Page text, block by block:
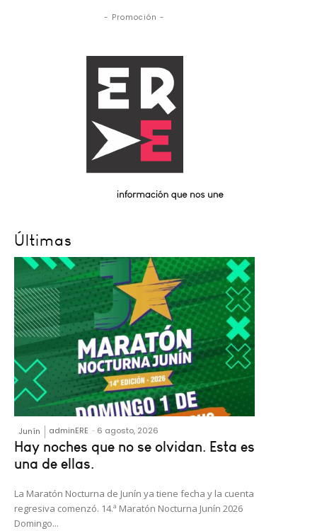
- Promoción -
Últimas
Junín adminERE - 6 agosto, 2026
Hay noches que no se olvidan. Esta es
una de ellas.
La Maratón Nocturna de Junín ya tiene fecha y la cuenta
regresiva comenzó. 14.ª Maratón Nocturna Junín 2026
Domingo...